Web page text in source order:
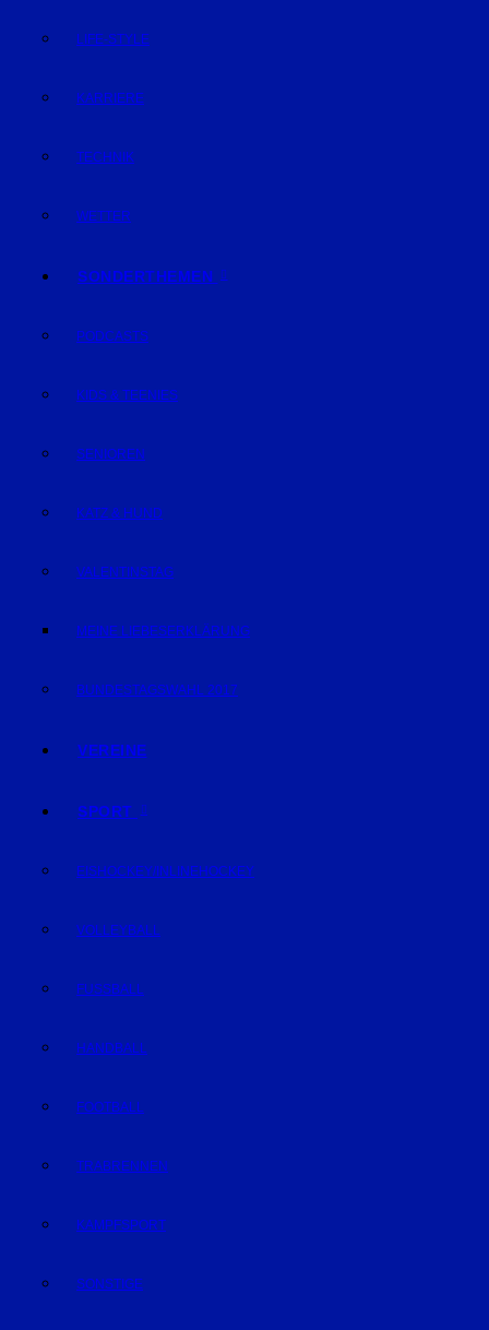
LIFE-STYLE
KARRIERE
TECHNIK
WETTER
SONDERTHEMEN
PODCASTS
KIDS & TEENIES
SENIOREN
KATZ & HUND
VALENTINSTAG
MEINE LIEBESERKLÄRUNG
BUNDESTAGSWAHL 2017
VEREINE
SPORT
EISHOCKEY/INLINEHOCKEY
VOLLEYBALL
FUSSBALL
HANDBALL
FOOTBALL
TRABRENNEN
KAMPFSPORT
SONSTIGE